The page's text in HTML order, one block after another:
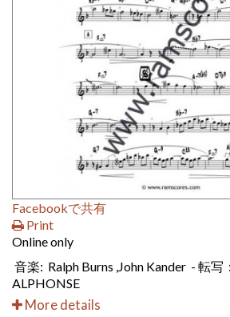
Facebookで共有
Print
Online only
音楽: Ralph Burns ,John Kander - 転写
ALPHONSE
More details